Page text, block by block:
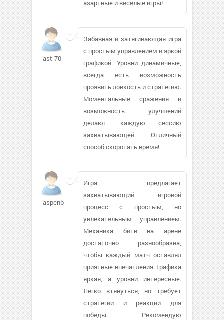
азартные и веселые игры!
ast-70
Забавная и затягивающая игра
с простым управлением и яркой
графикой. Уровни динамичные,
всегда есть возможность
проявить ловкость и стратегию.
Моментальные сражения и
возможность улучшений
делают каждую сессию
захватывающей. Отличный
способ скоротать время!
aspenboy26588
Игра предлагает
захватывающий игровой
процесс с простым, но
увлекательным управлением.
Механика битв на арене
достаточно разнообразна,
чтобы каждый матч оставлял
приятные впечатления. Графика
яркая, а уровни интересные.
Легко втянуться, но требует
стратегии и реакции для
победы. Рекомендую